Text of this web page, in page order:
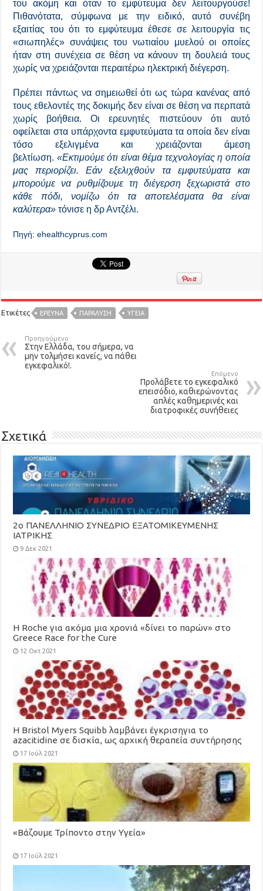
του ακόμη και όταν το εμφύτευμα δεν λειτουργούσε!
Πιθανότατα, σύμφωνα με την ειδικό, αυτό συνέβη
εξαιτίας του ότι το εμφύτευμα έθεσε σε λειτουργία τις
«σιωπηλές» συνάψεις του νωτιαίου μυελού οι οποίες
ήταν στη συνέχεια σε θέση να κάνουν τη δουλειά τους
χωρίς να χρειάζονται περαιτέρω ηλεκτρική διέγερση.
Πρέπει πάντως να σημειωθεί ότι ως τώρα κανένας από
τους εθελοντές της δοκιμής δεν είναι σε θέση να περπατά
χωρίς βοήθεια. Οι ερευνητές πιστεύουν ότι αυτό
οφείλεται στα υπάρχοντα εμφυτεύματα τα οποία δεν είναι
τόσο εξελιγμένα και χρειάζονται άμεση
βελτίωση. «Εκτιμούμε ότι είναι θέμα τεχνολογίας η οποία
μας περιορίζει. Εάν εξελιχθούν τα εμφυτεύματα και
μπορούμε να ρυθμίζουμε τη διέγερση ξεχωριστά στο
κάθε πόδι, νομίζω ότι τα αποτελέσματα θα είναι
καλύτερα» τόνισε η δρ Αντζέλι.
Πηγή: ehealthcyprus.com
Ετικέτες ΕΡΕΥΝΑ ΠΑΡΑΛΥΣΗ ΥΓΕΙΑ
Προηγούμενο
Στην Ελλάδα, του σήμερα, να
μην τολμήσει κανείς, να πάθει
εγκεφαλικό!.
Επόμενο
Προλάβετε το εγκεφαλικό
επεισόδιο, καθιερώνοντας
απλές καθημερινές και
διατροφικές συνήθειες
Σχετικά
2ο ΠΑΝΕΛΛΗΝΙΟ ΣΥΝΕΔΡΙΟ ΕΞΑΤΟΜΙΚΕΥΜΕΝΗΣ
ΙΑΤΡΙΚΗΣ
9 Δεκ 2021
H Roche για ακόμα μια χρονιά «δίνει το παρών» στο
Greece Race for the Cure
12 Οκτ 2021
Η Bristol Myers Squibb λαμβάνει έγκρισηγια το
azacitidine σε δισκία, ως αρχική θεραπεία συντήρησης
για ενήλικες με οξεία μυελογενή λευχαιμία
17 Ιούλ 2021
«Βάζουμε Τρίποντο στην Υγεία»
17 Ιούλ 2021